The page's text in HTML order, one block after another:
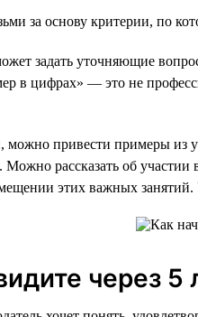
за основу критерии, по
задать уточняющие
в цифрах» — это не
привести примеры из
рассказать об участии
этих важных занятий.
через 5